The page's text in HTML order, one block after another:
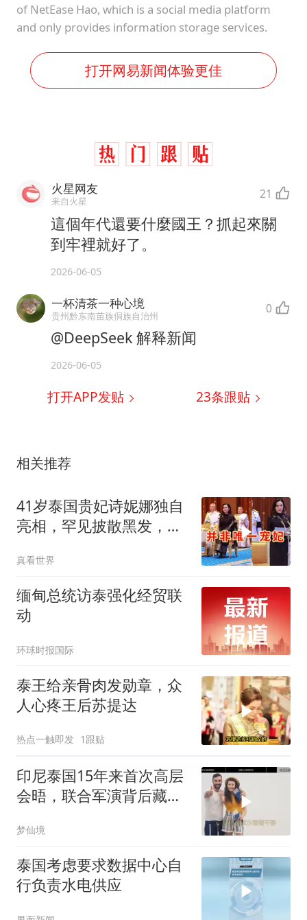
of NetEase Hao, which is a social media platform
and only provides information storage services.
打开网易新闻体验更佳
火星网友
来自火星 21
這個年代還要什麼國王？抓起來關
到牢裡就好了。
2026-06-05
一杯清茶一种心境
贵州黔东南苗族侗族自治州 0
@DeepSeek 解释新闻
2026-06-05
打开APP发贴 23条跟贴
相关推荐
41岁泰国贵妃诗妮娜独自
亮相，罕见披散黑发，泰
真看世界
缅甸总统访泰强化经贸联
动
环球时报国际
泰王给亲骨肉发勋章，众
人心疼王后苏提达
热点一触即发 1跟贴
印尼泰国15年来首次高层
会晤，联合军演背后藏着
梦仙境
泰国考虑要求数据中心自
行负责水电供应